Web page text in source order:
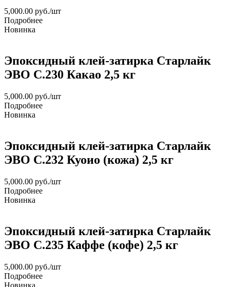
5,000.00 руб./шт
Подробнее
Новинка
Эпоксидный клей-затирка Старлайк
ЭВО С.230 Какао 2,5 кг
5,000.00 руб./шт
Подробнее
Новинка
Эпоксидный клей-затирка Старлайк
ЭВО С.232 Куоио (кожа) 2,5 кг
5,000.00 руб./шт
Подробнее
Новинка
Эпоксидный клей-затирка Старлайк
ЭВО С.235 Каффе (кофе) 2,5 кг
5,000.00 руб./шт
Подробнее
Новинка